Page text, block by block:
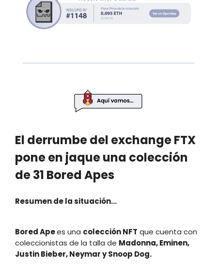
El derrumbe del exchange FTX
pone en jaque una colección
de 31 Bored Apes
Resumen de la situación...
Bored Apees una colección NFT que cuenta con
coleccionistas de la talla de Madonna, Eminen,
Justin Bieber, Neymar y Snoop Dog.